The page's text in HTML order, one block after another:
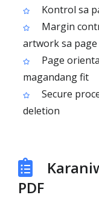
Kontrol sa
Margin
artwork sa page
Page
magandang fit
Secure
deletion
PDF